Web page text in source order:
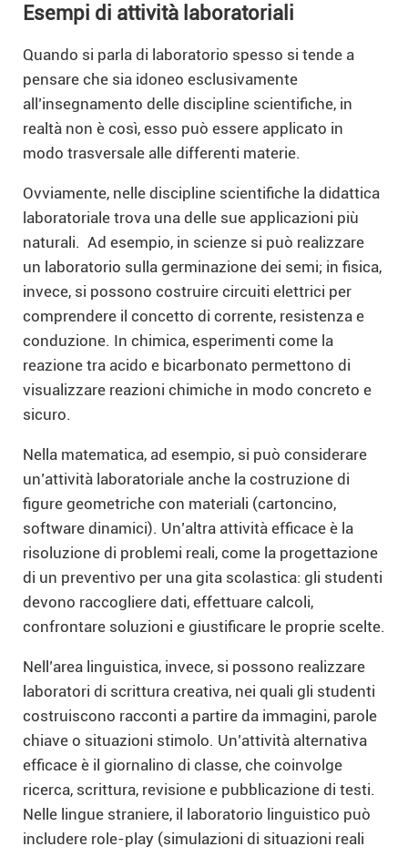
Esempi di attività laboratoriali
Quando si parla di laboratorio spesso si tende a
pensare che sia idoneo esclusivamente
all’insegnamento delle discipline scientifiche, in
realtà non è così, esso può essere applicato in
modo trasversale alle differenti materie.
Ovviamente, nelle discipline scientifiche la didattica
laboratoriale trova una delle sue applicazioni più
naturali. Ad esempio, in scienze si può realizzare
un laboratorio sulla germinazione dei semi; in fisica,
invece, si possono costruire circuiti elettrici per
comprendere il concetto di corrente, resistenza e
conduzione. In chimica, esperimenti come la
reazione tra acido e bicarbonato permettono di
visualizzare reazioni chimiche in modo concreto e
sicuro.
Nella matematica, ad esempio, si può considerare
un’attività laboratoriale anche la costruzione di
figure geometriche con materiali (cartoncino,
software dinamici). Un’altra attività efficace è la
risoluzione di problemi reali, come la progettazione
di un preventivo per una gita scolastica: gli studenti
devono raccogliere dati, effettuare calcoli,
confrontare soluzioni e giustificare le proprie scelte.
Nell’area linguistica, invece, si possono realizzare
laboratori di scrittura creativa, nei quali gli studenti
costruiscono racconti a partire da immagini, parole
chiave o situazioni stimolo. Un’attività alternativa
efficace è il giornalino di classe, che coinvolge
ricerca, scrittura, revisione e pubblicazione di testi.
Nelle lingue straniere, il laboratorio linguistico può
includere role-play (simulazioni di situazioni reali